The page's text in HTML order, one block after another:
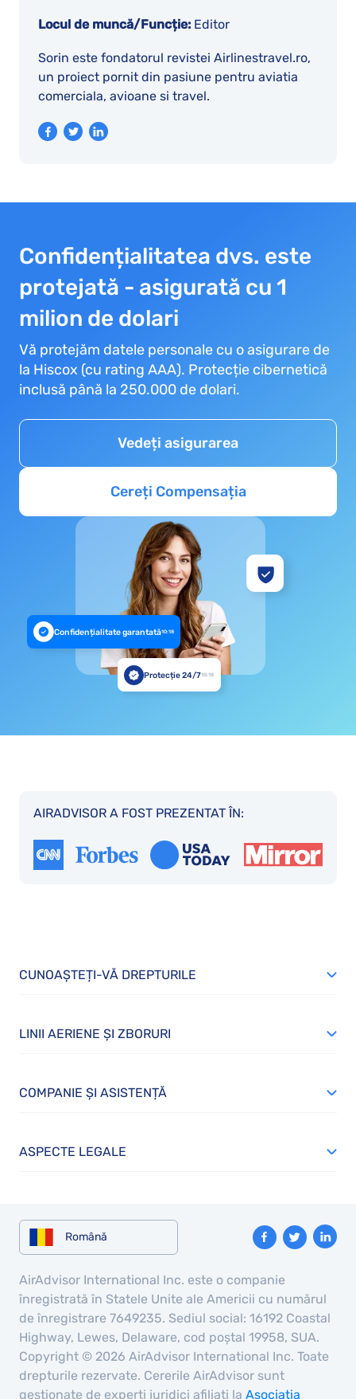
Locul de muncă/Funcție: Editor
Sorin este fondatorul revistei Airlinestravel.ro,
un proiect pornit din pasiune pentru aviatia
comerciala, avioane si travel.
Confidențialitatea dvs. este
protejată - asigurată cu 1
milion de dolari
Vă protejăm datele personale cu o asigurare de
la Hiscox (cu rating AAA). Protecție cibernetică
inclusă până la 250.000 de dolari.
Vedeți asigurarea
Cereți Compensația
Confidențialitate garantată10:18
Protecție 24/710:18
AIRADVISOR A FOST PREZENTAT ÎN:
CUNOAȘTEȚI-VĂ DREPTURILE
LINII AERIENE ȘI ZBORURI
COMPANIE ȘI ASISTENȚĂ
ASPECTE LEGALE
Română
AirAdvisor International Inc. este o companie
înregistrată în Statele Unite ale Americii cu numărul
de înregistrare 7649235. Sediul social: 16192 Coastal
Highway, Lewes, Delaware, cod poștal 19958, SUA.
Copyright © 2026 AirAdvisor International Inc. Toate
drepturile rezervate. Cererile AirAdvisor sunt
gestionate de experți juridici afiliați la Asociația